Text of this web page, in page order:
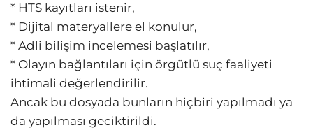
* HTS kayıtları istenir,
* Dijital materyallere el konulur,
* Adli bilişim incelemesi başlatılır,
* Olayın bağlantıları için örgütlü suç faaliyeti
ihtimali değerlendirilir.
Ancak bu dosyada bunların hiçbiri yapılmadı ya
da yapılması geciktirildi.